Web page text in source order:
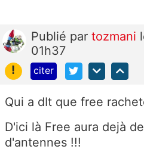
Publié par tozmani
01h37
!
citer
Qui a dIt que free
D'ici là Free aura dejà
d'antennes !!!